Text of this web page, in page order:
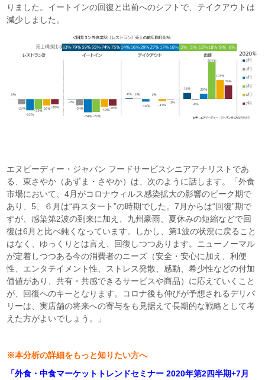
りました。イートインの回復と出前へのシフトで、テイクアウトは
減少しました。
エヌピーディー・ジャパン フードサービスシニアアナリストであ
る、東さやか（あずま・さやか）は、次のように話します。「外食
市場において、4月がコロナウィルス感染拡大の影響のピーク期で
あり、5、６月は“再スタート”の時期でした。7月からは“回復”期で
すが、感染第2波の到来に加え、九州豪雨、夏休みの短縮などで回
復は6月と比べ鈍くなっています。しかし、第1波の状況に戻ること
はなく、ゆっくりとは言え、回復しつつあります。ニューノーマル
が定着しつつある今の消費者のニーズ（安全・安心に加え、利便
性、エンタテイメント性、ストレス発散、感動、希少性などの付加
価値があり、共有・共感できるサービスや商品）に応えていくこと
が、回復へのキーとなります。コロナ後も伸びが予想されるデリバ
リーは、実店舗の将来への寄与をも見据えて長期的な戦略として考
えた方がよいでしょう。」
※本分析の詳細をもっと知りたい方へ
「外食・中食マーケットトレンドセミナー 2020年第2四半期+7月